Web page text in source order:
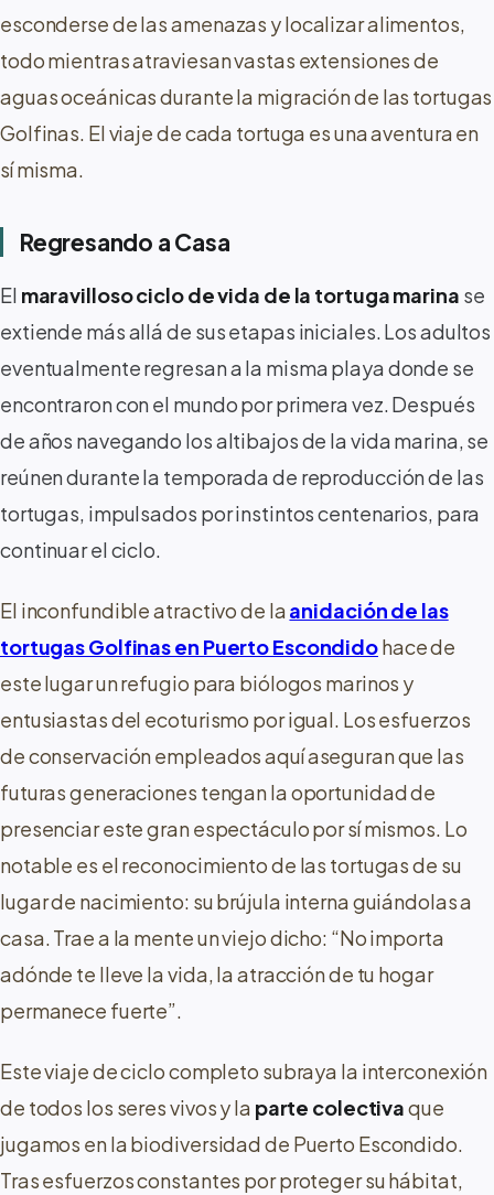
esconderse de las amenazas y localizar alimentos,
todo mientras atraviesan vastas extensiones de
aguas oceánicas durante la migración de las tortugas
Golfinas. El viaje de cada tortuga es una aventura en
sí misma.
Regresando a Casa
El maravilloso ciclo de vida de la tortuga marina se
extiende más allá de sus etapas iniciales. Los adultos
eventualmente regresan a la misma playa donde se
encontraron con el mundo por primera vez. Después
de años navegando los altibajos de la vida marina, se
reúnen durante la temporada de reproducción de las
tortugas, impulsados por instintos centenarios, para
continuar el ciclo.
El inconfundible atractivo de laanidación de las
tortugas Golfinas en Puerto Escondidohace de
este lugar un refugio para biólogos marinos y
entusiastas del ecoturismo por igual. Los esfuerzos
de conservación empleados aquí aseguran que las
futuras generaciones tengan la oportunidad de
presenciar este gran espectáculo por sí mismos. Lo
notable es el reconocimiento de las tortugas de su
lugar de nacimiento: su brújula interna guiándolas a
casa. Trae a la mente un viejo dicho: “No importa
adónde te lleve la vida, la atracción de tu hogar
permanece fuerte”.
Este viaje de ciclo completo subraya la interconexión
de todos los seres vivos y la parte colectivaque
jugamos en la biodiversidad de Puerto Escondido.
Tras esfuerzos constantes por proteger su hábitat,